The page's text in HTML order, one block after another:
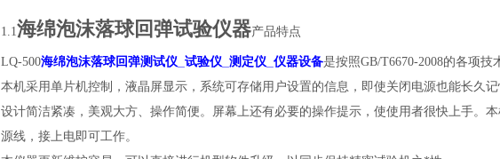
1.1海绵泡沫落球回弹试验仪器产品特点
LQ-500海绵泡沫落球回弹测试仪_试验仪_测定仪_仪器设备是按照GB/T6670-2008的各项
本机采用单片机控制，液晶屏显示，系统可存储用户设置的信息，即使关闭电源也能长久
设计简洁紧凑，美观大方、操作简便。屏幕上还有必要的操作提示，使使用者很快上手。
源线，接上电即可工作。